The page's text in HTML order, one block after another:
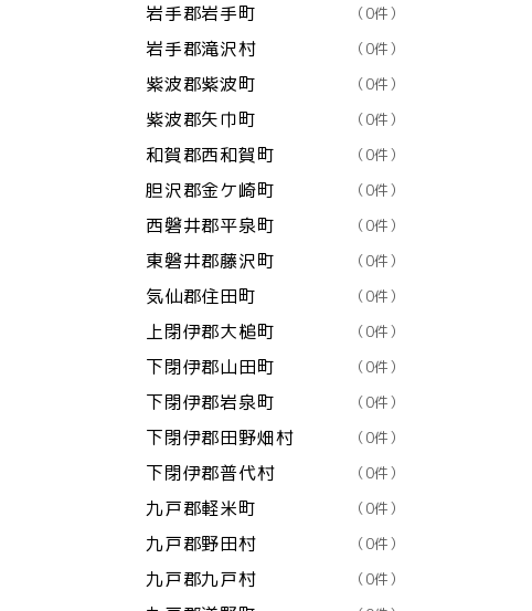
岩手郡岩手町 （0件）
岩手郡滝沢村 （0件）
紫波郡紫波町 （0件）
紫波郡矢巾町 （0件）
和賀郡西和賀町 （0件）
胆沢郡金ケ崎町 （0件）
西磐井郡平泉町 （0件）
東磐井郡藤沢町 （0件）
気仙郡住田町 （0件）
上閉伊郡大槌町 （0件）
下閉伊郡山田町 （0件）
下閉伊郡岩泉町 （0件）
下閉伊郡田野畑村 （0件）
下閉伊郡普代村 （0件）
九戸郡軽米町 （0件）
九戸郡野田村 （0件）
九戸郡九戸村 （0件）